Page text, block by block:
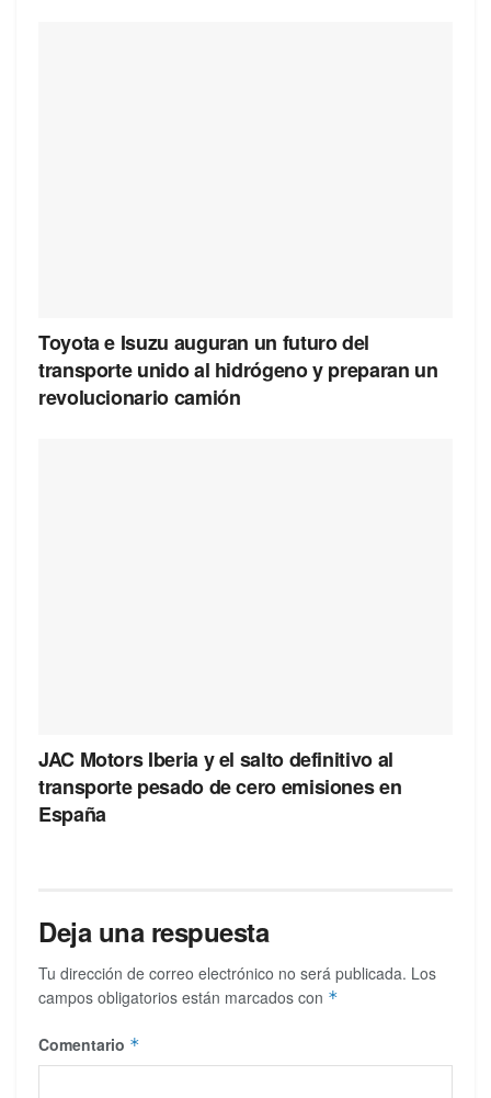
Toyota e Isuzu auguran un futuro del
transporte unido al hidrógeno y preparan un
revolucionario camión
JAC Motors Iberia y el salto definitivo al
transporte pesado de cero emisiones en
España
Deja una respuesta
Tu dirección de correo electrónico no será publicada. Los
campos obligatorios están marcados con *
Comentario *